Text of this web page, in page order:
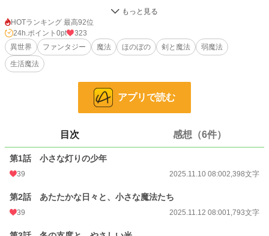
両親を火災で亡くし、孤児院に保護された彼が使えるのは、
火も水も風も光も、弱くて頼りない魔法ばかり。
けれど、リオはその“弱さ”の中に、誰も気づかなかった価値を見つける。
小説
53,294 位 / 53,294 件
更新日時 2025.11.24 08:00
HOTランキング 最高92位
24h.ポイント 0pt
323
異世界
ファンタジー 魔法 ほのぼの 剣と魔法
弱魔法
生活魔法
アプリで読む
目次 感想（6件）
第1話 小さな灯りの少年
39 2025.11.10 08:002,398文字
第2話 あたたかな日々と、小さな魔法たち
39 2025.11.12 08:001,793文字